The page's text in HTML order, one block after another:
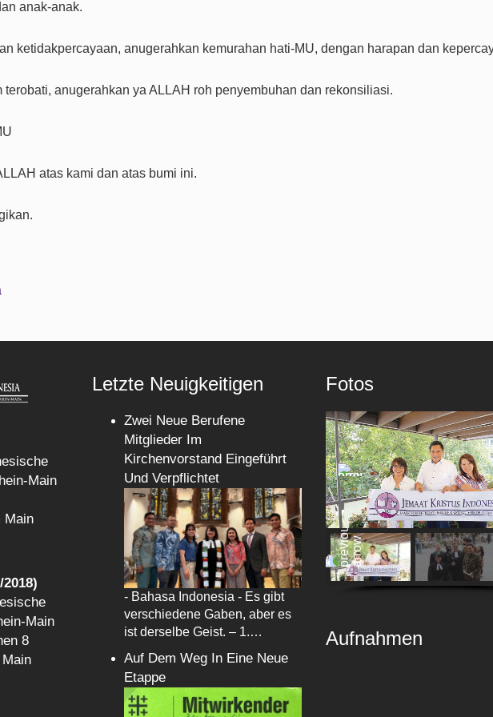
anak-anak.
ketidakpercayaan, anugerahkan kemurahan hati-MU, dengan harapan dan
terobati, anugerahkan ya ALLAH roh penyembuhan dan rekonsiliasi.
atas kami dan atas bumi ini.
Main
Main
Main
8
Letzte Neuigkeitigen
Zwei Neue Berufene
Mitglieder Im
Kirchenvorstand Eingeführt
Und Verpflichtet
- Bahasa Indonesia - Es gibt
verschiedene Gaben, aber es
ist derselbe Geist. – 1.…
Auf Dem Weg In Eine Neue
Etappe
Fotos
Aufnahmen